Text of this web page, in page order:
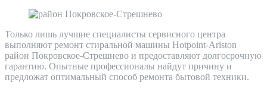
Только лишь лучшие специалисты сервисного центра
выполняют ремонт стиральной машины Hotpoint-Ariston
район Покровское-Стрешнево и предоставляют долгосрочную
гарантию. Опытные профессионалы найдут причину и
предложат оптимальный способ ремонта бытовой техники.